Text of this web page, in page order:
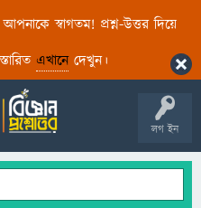
আপনাকে স্বাগতম! প্রশ্ন-উত্তর দিয়ে
এখানেদেখুন।
লগ ইন